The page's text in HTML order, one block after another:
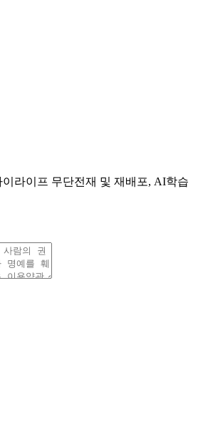
라이프 무단전재 및 재배포, AI학습